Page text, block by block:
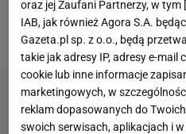
Warszawa. Stołeczny
Hibernianem 5:4.
oraz jej Zaufani Partnerzy, w tym [
IAB, jak również Agora S.A.
Gazeta.pl sp. z o.o., będą
takie jak adresy IP, adresy e-
cookie lub inne informacje
marketingowych, w
reklam dopasowanych do
swoich serwisach, aplikacjach i